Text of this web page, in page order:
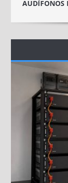
AUDÍFONOS